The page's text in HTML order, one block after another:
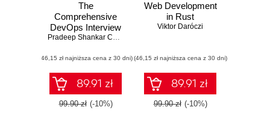
The
Comprehensive
DevOps Interview
Guide
Pradeep Shankar Chintale
(46,15 zł najniższa cena z 30 dni)
89.91 zł
99.90 zł (-10%)
Web Development
in Rust
Viktor Daróczi
(46,15 zł najniższa cena z 30 dni)
89.91 zł
99.90 zł (-10%)